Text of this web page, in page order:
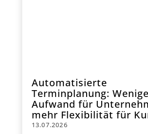
Automatisierte
Terminplanung:
Aufwand für
mehr Flexibilität für
13.07.2026